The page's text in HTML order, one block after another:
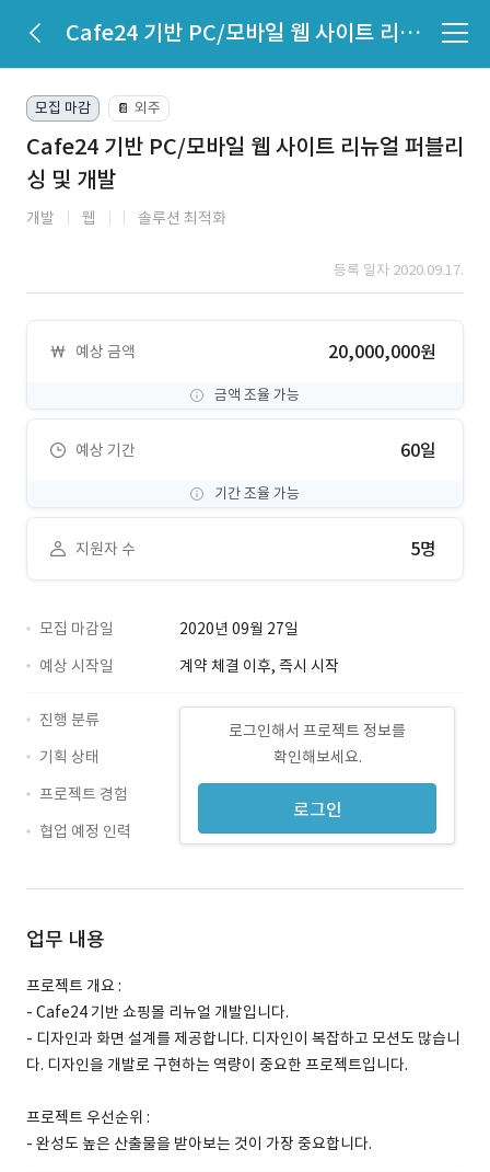
Cafe24 기반 PC/모바일 웹 사이트 리뉴얼 퍼블리싱 및 개발
모집 마감 📔 외주
Cafe24 기반 PC/모바일 웹 사이트 리뉴얼 퍼블리
싱 및 개발
개발 웹 솔루션 최적화
등록 일자 2020.09.17.
예상 금액 20,000,000원
금액 조율 가능
예상 기간 60일
기간 조율 가능
지원자 수 5명
모집 마감일
2020년 09월 27일
예상 시작일
계약 체결 이후, 즉시 시작
로그인해서 프로젝트 정보를
확인해보세요.
로그인
진행 분류
기획 상태
프로젝트 경험
협업 예정 인력
업무 내용
프로젝트 개요 :
- Cafe24 기반 쇼핑몰 리뉴얼 개발입니다.
- 디자인과 화면 설계를 제공합니다. 디자인이 복잡하고 모션도 많습니
다. 디자인을 개발로 구현하는 역량이 중요한 프로젝트입니다.
프로젝트 우선순위 :
- 완성도 높은 산출물을 받아보는 것이 가장 중요합니다.